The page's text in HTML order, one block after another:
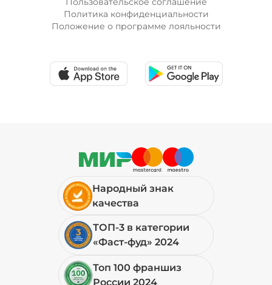
Политика конфиденциальности
Положение о программе лояльности
Народный знак
качества
ТОП-3 в категории
«Фаст-фуд» 2024
Топ 100 франшиз
России 2024